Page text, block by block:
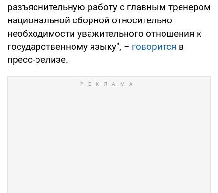
разъяснительную работу с главным тренером
национальной сборной относительно
необходимости уважительного отношения к
государственному языку", – говорится в
пресс-релизе.